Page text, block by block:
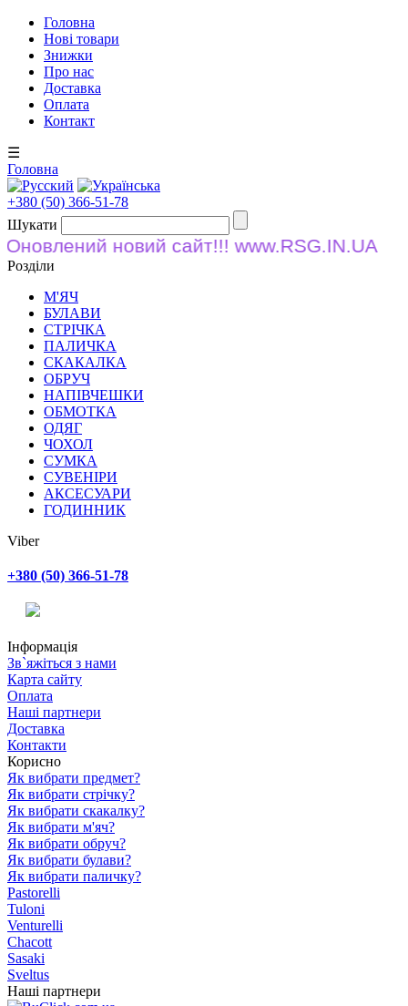
Головна
Нові товари
Знижки
Про нас
Доставка
Оплата
Контакт
☰
Головна
+380 (50) 366-51-78
Шукати
новий сайт!!! www.RSG.IN.UA
Розділи
М'ЯЧ
БУЛАВИ
СТРІЧКА
ПАЛИЧКА
СКАКАЛКА
ОБРУЧ
НАПІВЧЕШКИ
ОБМОТКА
ОДЯГ
ЧОХОЛ
СУМКА
СУВЕНІРИ
АКСЕСУАРИ
ГОДИННИК
Viber
+380 (50) 366-51-78
Інформація
Зв`яжіться з нами
Карта сайту
Оплата
Наші партнери
Доставка
Контакти
Корисно
Як вибрати предмет?
Як вибрати стрічку?
Як вибрати скакалку?
Як вибрати м'яч?
Як вибрати обруч?
Як вибрати булави?
Як вибрати паличку?
Pastorelli
Tuloni
Venturelli
Chacott
Sasaki
Sveltus
Наші партнери